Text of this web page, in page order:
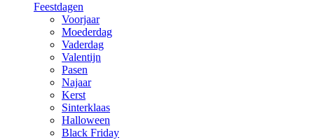
Feestdagen
Voorjaar
Moederdag
Vaderdag
Valentijn
Pasen
Najaar
Kerst
Sinterklaas
Halloween
Black Friday